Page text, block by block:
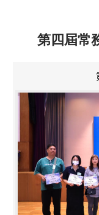
第四屆